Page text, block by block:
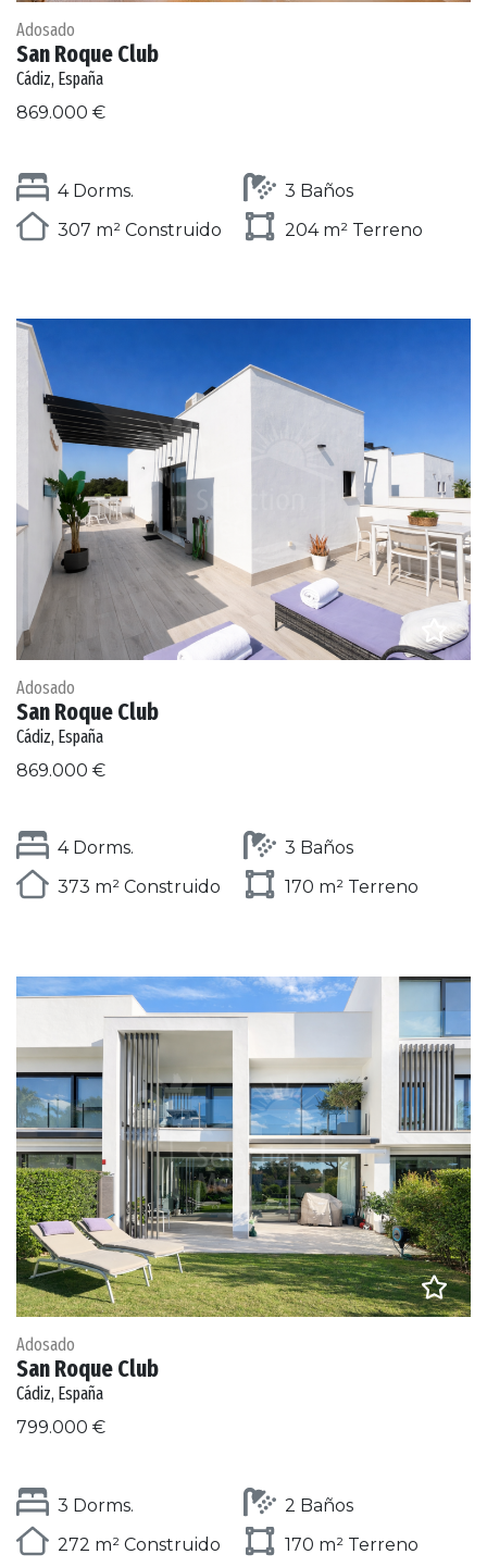
Adosado
San Roque Club
Cádiz, España
869.000 €
4 Dorms.
3 Baños
307 m² Construido
204 m² Terreno
Adosado
San Roque Club
Cádiz, España
869.000 €
4 Dorms.
3 Baños
373 m² Construido
170 m² Terreno
Adosado
San Roque Club
Cádiz, España
799.000 €
3 Dorms.
2 Baños
272 m² Construido
170 m² Terreno